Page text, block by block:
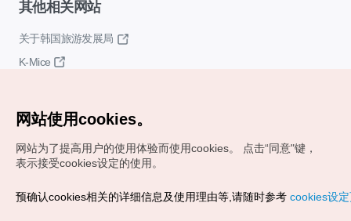
其他相关网站
关于韩国旅游发展局
K-Mice
Copyrights (c) 韩国旅游发展局版权所有
网站使用cookies。
网站为了提高用户的使用体验而使用cookies。
点击“同意"键，
表示接受cookies设定的使用。
预确认cookies相关的详细信息及使用理由等,请随时参考 cookies设